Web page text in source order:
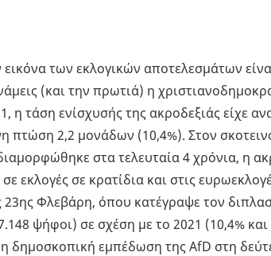
των εκλο­γι­κών απο­τε­λε­σμά­των
(και την πρω­τιά) η
η τάση ενί­σχυ­σής της ακρο­δε­ξιάς είχε
πτώση 2,2 μο­νά­δων (10,4%). Στον
στα τε­λευ­ταία 4 χρό­νια, η
εκλο­γές σε κρα­τί­δια και στις
Φλε­βά­ρη, όπου κα­τέ­γρα­ψε τον
ψήφοι) σε σχέση με το 2021 (10,4%
η δη­μο­σκο­πι­κή εμπέ­δω­ση της AfD στη